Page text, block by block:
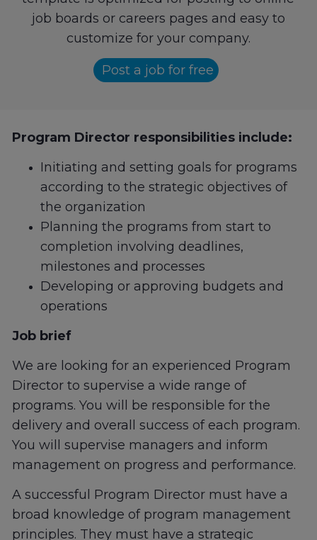
job boards or careers pages and easy to
customize for your company.
Post a job for free
Program Director responsibilities include:
Initiating and setting goals for programs
according to the strategic objectives of
the organization
Planning the programs from start to
completion involving deadlines,
milestones and processes
Developing or approving budgets and
operations
Job brief
We are looking for an experienced Program
Director to supervise a wide range of
programs. You will be responsible for the
delivery and overall success of each program.
You will supervise managers and inform
management on progress and performance.
A successful Program Director must have a
broad knowledge of program management
principles. They must have a strategic